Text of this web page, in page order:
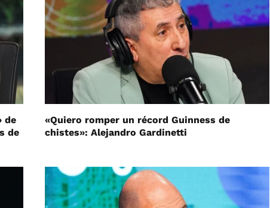
de
de
«Quiero romper un récord Guinness de
chistes»: Alejandro Gardinetti